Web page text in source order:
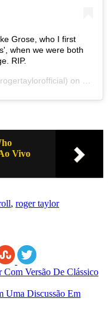
Grose, who I first
when we were both
RIP.
on Mar
Vivo
, roger taylor
Versão De Clássico
Uma Discussão Em